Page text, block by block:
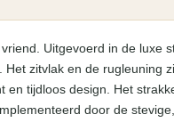
Uitgevoerd in de luxe
zitvlak en de rugleuning
en tijdloos design. Het
door de stevige,